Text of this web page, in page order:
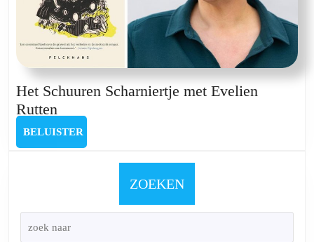
Het Schuuren Scharniertje met Evelien
Rutten
Schuuren
Scharniertje
BELUISTER
ZOEKEN